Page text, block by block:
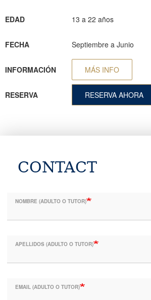
EDAD 13 a 22 años
FECHA Septiembre a Junio
INFORMACIÓN MÁS INFO
RESERVA RESERVA AHORA
CONTACT
NOMBRE (ADULTO O TUTOR)
APELLIDOS (ADULTO O TUTOR)
EMAIL (ADULTO O TUTOR)